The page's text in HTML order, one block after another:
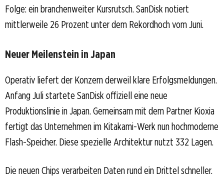
Folge: ein branchenweiter Kursrutsch. SanDisk notiert
mittlerweile 26 Prozent unter dem Rekordhoch vom Juni.
Neuer Meilenstein in Japan
Operativ liefert der Konzern derweil klare Erfolgsmeldungen.
Anfang Juli startete SanDisk offiziell eine neue
Produktionslinie in Japan. Gemeinsam mit dem Partner Kioxia
fertigt das Unternehmen im Kitakami-Werk nun hochmoderne
Flash-Speicher. Diese spezielle Architektur nutzt 332 Lagen.
Die neuen Chips verarbeiten Daten rund ein Drittel schneller.